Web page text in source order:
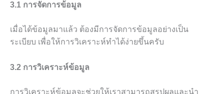
3.1 การจัดการข้อมูล
เมื่อได้ข้อมูลมาแล้ว ต้องมีการจัดการข้อมูลอย่างเป็น
ระเบียบ เพื่อให้การวิเคราะห์ทำได้ง่ายขึ้นครับ
3.2 การวิเคราะห์ข้อมูล
การวิเคราะห์ข้อมูลจะช่วยให้เราสามารถสรุปผลและนำ